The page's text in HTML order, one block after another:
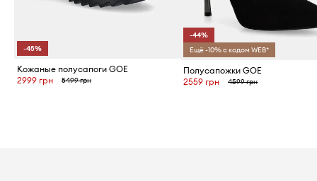
-45%
Кожаные полусапоги GOE
2999 грн
5499 грн
-44%
Ещё -10% с кодом WEB*
Полусапожки GOE
2559 грн
4599 грн